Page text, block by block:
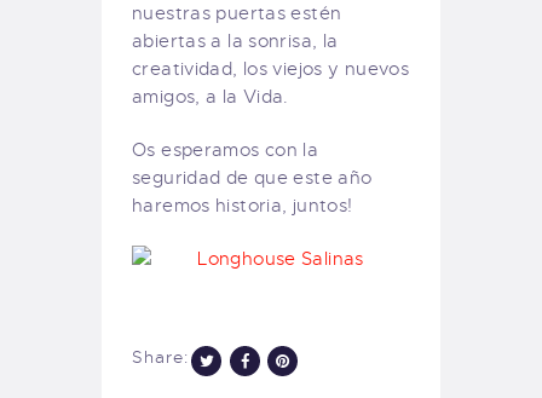
nuestras puertas estén
abiertas a la sonrisa, la
creatividad, los viejos y nuevos
amigos, a la Vida.
Os esperamos con la
seguridad de que este año
haremos historia, juntos!
Share: